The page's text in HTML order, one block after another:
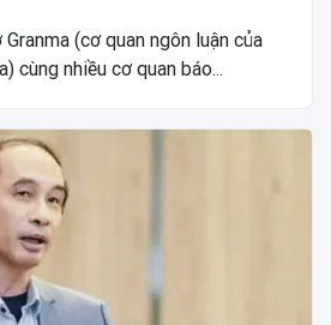
(cơ quan ngôn luận của
cùng nhiều cơ quan báo...